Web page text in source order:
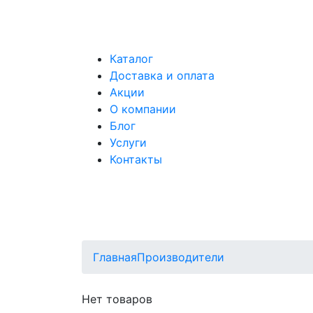
Каталог
Доставка и оплата
Акции
О компании
Блог
Услуги
Контакты
ГлавнаяПроизводители
Нет товаров